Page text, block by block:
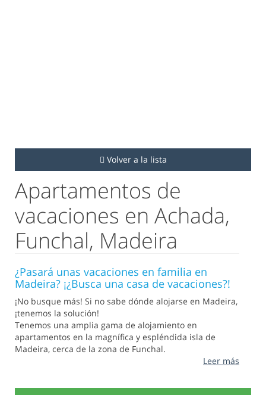
Volver a la lista
Apartamentos de
vacaciones en Achada,
Funchal, Madeira
¿Pasará unas vacaciones en familia en
Madeira? ¡¿Busca una casa de vacaciones?!
¡No busque más! Si no sabe dónde alojarse en Madeira,
¡tenemos la solución!
Tenemos una amplia gama de alojamiento en
apartamentos en la magnífica y espléndida isla de
Madeira, cerca de la zona de Funchal.
Leer más